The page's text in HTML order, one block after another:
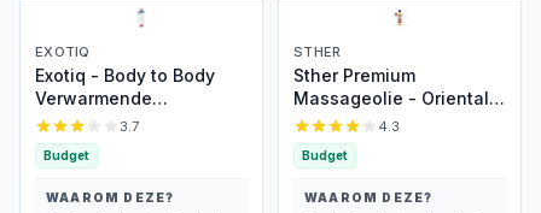
EXOTIQ
Exotiq - Body to Body
Verwarmende
Massageolie - Massage
Olie voor een
Ontspannende Massage
- Langdurige Werking en
3.7
Budget
WAAROM DEZE?
STHER
Sther Premium
Massageolie - Oriental -
Royale 500ml -
Professionele Kwaliteit
Glijmiddel op Oliebasis -
Met Avocado-olie - Ultra
4.3
Budget
WAAROM DEZE?